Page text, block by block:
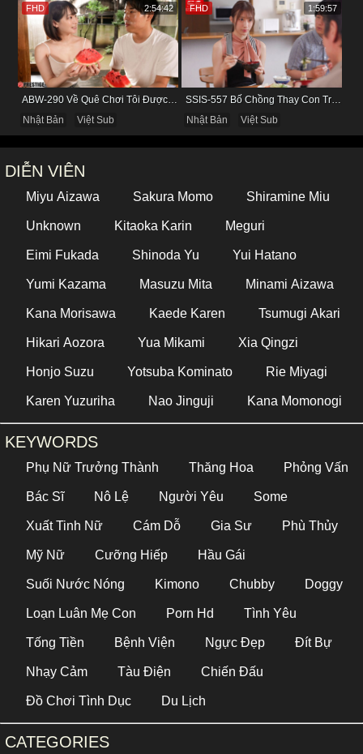
Nhật Bản
Việt Sub
FHD 2:54:42
SSIS-557 Bố Chồng Thay Con Trai Bị Liệt Dương Chăm Sóc Con Dâu
Nhật Bản
Việt Sub
FHD 1:59:57
DIỄN VIÊN
Miyu Aizawa Sakura Momo Shiramine Miu
Unknown Kitaoka Karin Meguri
Eimi Fukada Shinoda Yu Yui Hatano
Yumi Kazama Masuzu Mita Minami Aizawa
Kana Morisawa Kaede Karen Tsumugi Akari
Hikari Aozora Yua Mikami Xia Qingzi
Honjo Suzu Yotsuba Kominato Rie Miyagi
Karen Yuzuriha Nao Jinguji Kana Momonogi
KEYWORDS
Phụ Nữ Trưởng Thành Thăng Hoa Phỏng Vấn
Bác Sĩ Nô Lệ Người Yêu Some
Xuất Tinh Nữ Cám Dỗ Gia Sư Phù Thủy
Mỹ Nữ Cưỡng Hiếp Hầu Gái
Suối Nước Nóng Kimono Chubby Doggy
Loạn Luân Mẹ Con Porn Hd Tình Yêu
Tống Tiền Bệnh Viện Ngực Đẹp Đít Bự
Nhạy Cảm Tàu Điện Chiến Đấu
Đồ Chơi Tình Dục Du Lịch
CATEGORIES